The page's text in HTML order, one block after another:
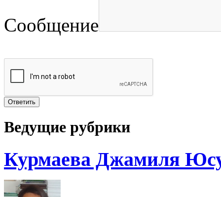
Сообщение
Ведущие рубрики
Курмаева Джамиля